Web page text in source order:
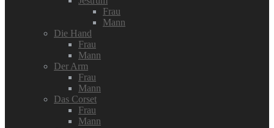
Frau
Mann
Die Hand
Frau
Mann
Der Arm
Frau
Mann
Das Corset
Frau
Mann